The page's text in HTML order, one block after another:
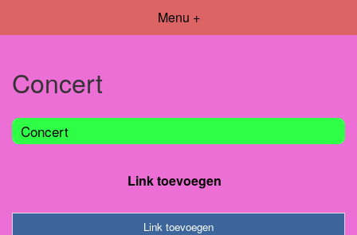
Menu +
Concert
Concert
Link toevoegen
Link toevoegen